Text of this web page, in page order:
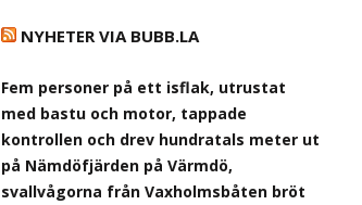
NYHETER VIA BUBB.LA
Fem personer på ett isflak, utrustat
med bastu och motor, tappade
kontrollen och drev hundratals meter ut
på Nämdöfjärden på Värmdö,
svallvågorna från Vaxholmsbåten bröt